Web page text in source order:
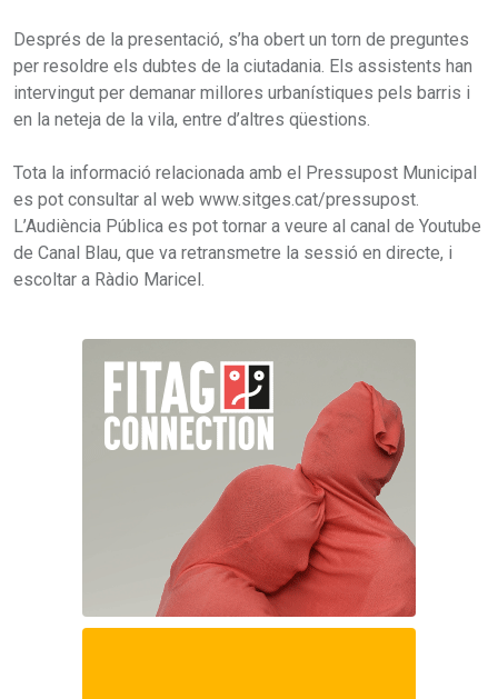
Després de la presentació, s’ha obert un torn de preguntes
per resoldre els dubtes de la ciutadania. Els assistents han
intervingut per demanar millores urbanístiques pels barris i
en la neteja de la vila, entre d’altres qüestions.
Tota la informació relacionada amb el Pressupost Municipal
es pot consultar al web www.sitges.cat/pressupost.
L’Audiència Pública es pot tornar a veure al canal de Youtube
de Canal Blau, que va retransmetre la sessió en directe, i
escoltar a Ràdio Maricel.